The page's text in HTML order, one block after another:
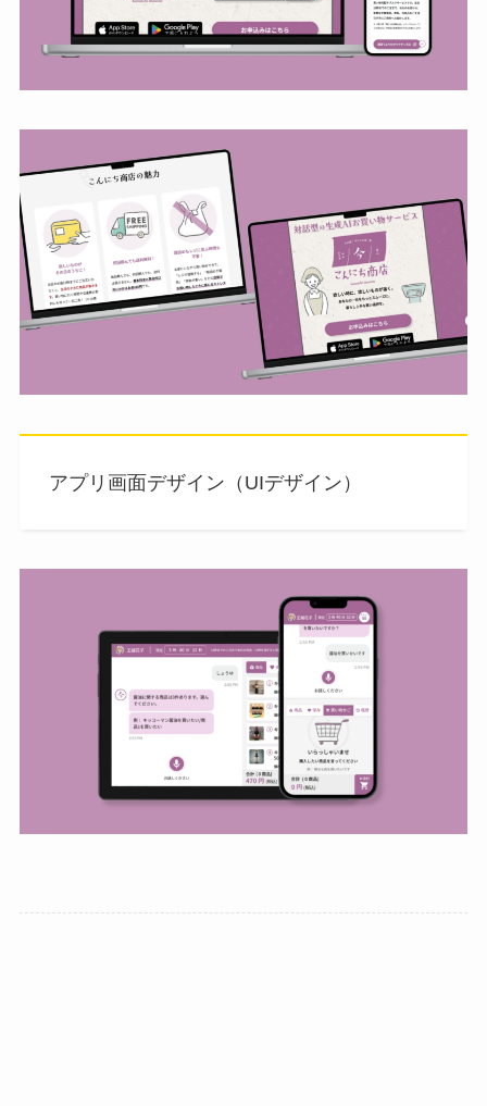
アプリ画面デザイン（UIデザイン）